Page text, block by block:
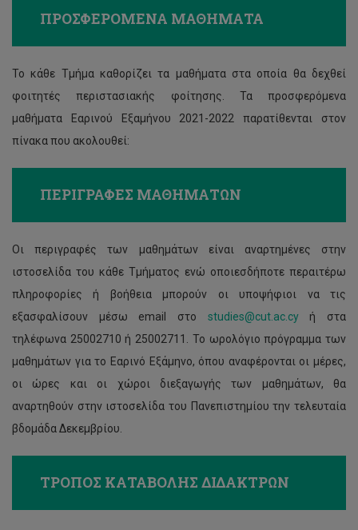
ΠΡΟΣΦΕΡΟΜΕΝΑ ΜΑΘΗΜΑΤΑ
Το κάθε Τμήμα καθορίζει τα μαθήματα στα οποία θα δεχθεί
φοιτητές περιστασιακής φοίτησης. Τα προσφερόμενα
μαθήματα Εαρινού Εξαμήνου 2021-2022 παρατίθενται στον
πίνακα που ακολουθεί:
ΠΕΡΙΓΡΑΦΕΣ ΜΑΘΗΜΑΤΩΝ
Οι περιγραφές των μαθημάτων είναι αναρτημένες στην
ιστοσελίδα του κάθε Τμήματος ενώ οποιεσδήποτε περαιτέρω
πληροφορίες ή βοήθεια μπορούν οι υποψήφιοι να τις
εξασφαλίσουν μέσω email στο studies@cut.ac.cyή στα
τηλέφωνα 25002710 ή 25002711. Το ωρολόγιο πρόγραμμα των
μαθημάτων για το Εαρινό Εξάμηνο, όπου αναφέρονται οι μέρες,
οι ώρες και οι χώροι διεξαγωγής των μαθημάτων, θα
αναρτηθούν στην ιστοσελίδα του Πανεπιστημίου την τελευταία
βδομάδα Δεκεμβρίου.
ΤΡΟΠΟΣ ΚΑΤΑΒΟΛΗΣ ΔΙΔΑΚΤΡΩΝ